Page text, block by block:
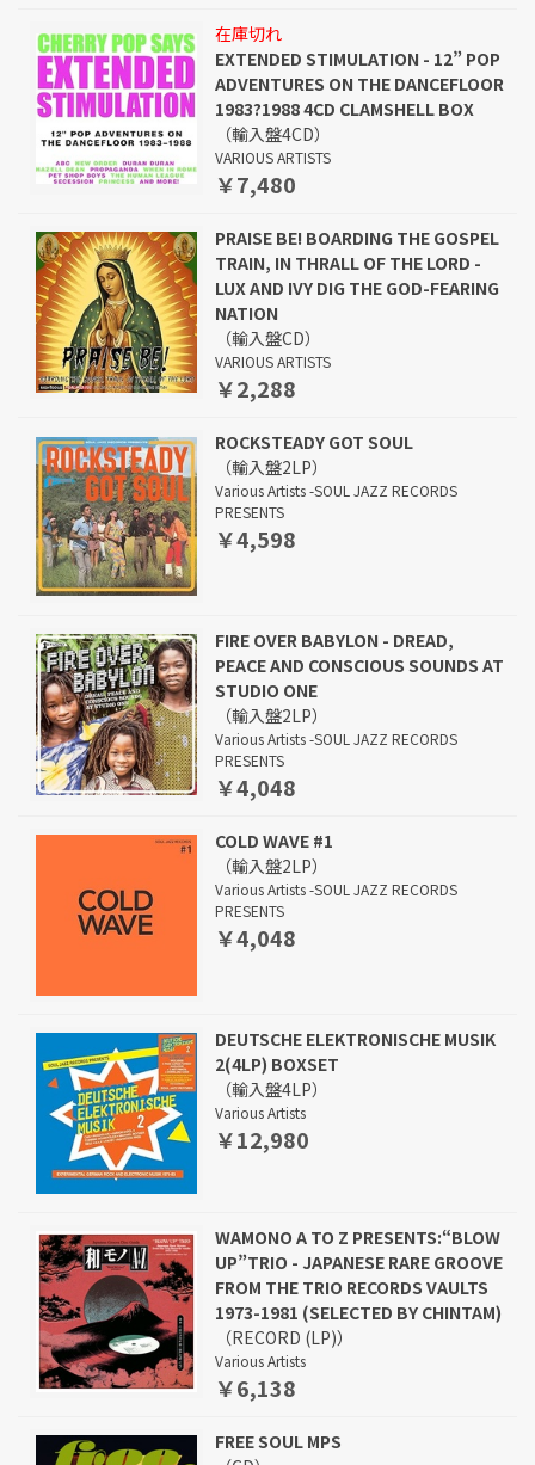
在庫切れ
EXTENDED STIMULATION - 12” POP
ADVENTURES ON THE DANCEFLOOR
1983?1988 4CD CLAMSHELL BOX
（輸入盤4CD）
VARIOUS ARTISTS
￥7,480
PRAISE BE! BOARDING THE GOSPEL
TRAIN, IN THRALL OF THE LORD -
LUX AND IVY DIG THE GOD-FEARING
NATION
（輸入盤CD）
VARIOUS ARTISTS
￥2,288
ROCKSTEADY GOT SOUL
（輸入盤2LP）
Various Artists -SOUL JAZZ RECORDS
PRESENTS
￥4,598
FIRE OVER BABYLON - DREAD,
PEACE AND CONSCIOUS SOUNDS AT
STUDIO ONE
（輸入盤2LP）
Various Artists -SOUL JAZZ RECORDS
PRESENTS
￥4,048
COLD WAVE #1
（輸入盤2LP）
Various Artists -SOUL JAZZ RECORDS
PRESENTS
￥4,048
DEUTSCHE ELEKTRONISCHE MUSIK
2(4LP) BOXSET
（輸入盤4LP）
Various Artists
￥12,980
WAMONO A TO Z PRESENTS:“BLOW
UP”TRIO - JAPANESE RARE GROOVE
FROM THE TRIO RECORDS VAULTS
1973-1981 (SELECTED BY CHINTAM)
（RECORD (LP)）
Various Artists
￥6,138
FREE SOUL MPS